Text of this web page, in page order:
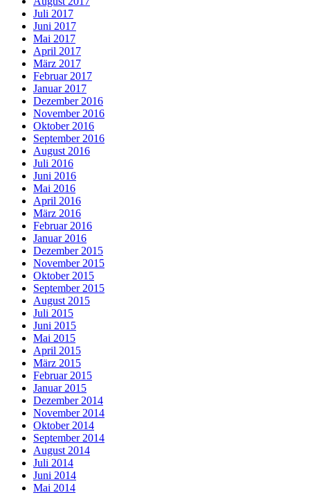
Juli 2017
Juni 2017
Mai 2017
April 2017
März 2017
Februar 2017
Januar 2017
Dezember 2016
November 2016
Oktober 2016
September 2016
August 2016
Juli 2016
Juni 2016
Mai 2016
April 2016
März 2016
Februar 2016
Januar 2016
Dezember 2015
November 2015
Oktober 2015
September 2015
August 2015
Juli 2015
Juni 2015
Mai 2015
April 2015
März 2015
Februar 2015
Januar 2015
Dezember 2014
November 2014
Oktober 2014
September 2014
August 2014
Juli 2014
Juni 2014
Mai 2014